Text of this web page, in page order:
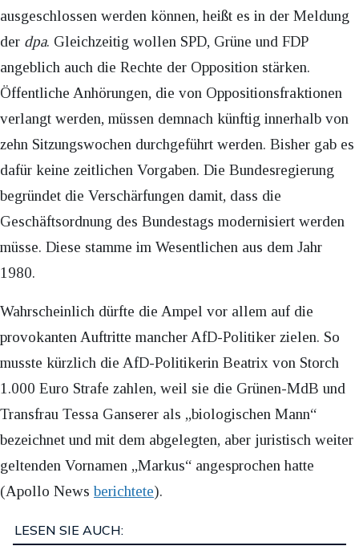
ausgeschlossen werden können, heißt es in der Meldung
der dpa. Gleichzeitig wollen SPD, Grüne und FDP
angeblich auch die Rechte der Opposition stärken.
Öffentliche Anhörungen, die von Oppositionsfraktionen
verlangt werden, müssen demnach künftig innerhalb von
zehn Sitzungswochen durchgeführt werden. Bisher gab es
dafür keine zeitlichen Vorgaben. Die Bundesregierung
begründet die Verschärfungen damit, dass die
Geschäftsordnung des Bundestags modernisiert werden
müsse. Diese stamme im Wesentlichen aus dem Jahr
1980.
Wahrscheinlich dürfte die Ampel vor allem auf die
provokanten Auftritte mancher AfD-Politiker zielen. So
musste kürzlich die AfD-Politikerin Beatrix von Storch
1.000 Euro Strafe zahlen, weil sie die Grünen-MdB und
Transfrau Tessa Ganserer als „biologischen Mann“
bezeichnet und mit dem abgelegten, aber juristisch weiter
geltenden Vornamen „Markus“ angesprochen hatte
(Apollo Newsberichtete).
LESEN SIE AUCH: